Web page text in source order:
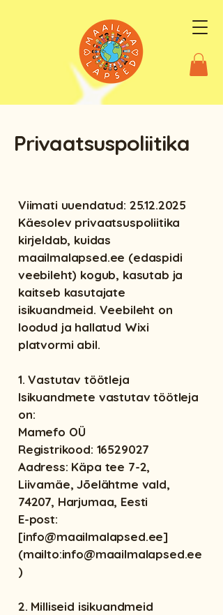
Privaatsuspoliitika
Viimati uuendatud: 25.12.2025
Käesolev privaatsuspoliitika
kirjeldab, kuidas
maailmalapsed.ee (edaspidi
veebileht) kogub, kasutab ja
kaitseb kasutajate
isikuandmeid. Veebileht on
loodud ja hallatud Wixi
platvormi abil.
1. Vastutav töötleja
Isikuandmete vastutav töötleja
on:
Mamefo OÜ
Registrikood: 16529027
Aadress: Käpa tee 7-2,
Liivamäe, Jõelähtme vald,
74207, Harjumaa, Eesti
E-post:
[info@maailmalapsed.ee]
(mailto:info@maailmalapsed.ee
)
2. Milliseid isikuandmeid